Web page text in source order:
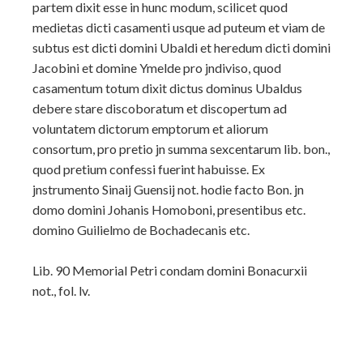
partem dixit esse in hunc modum, scilicet quod
medietas dicti casamenti usque ad puteum et viam de
subtus est dicti domini Ubaldi et heredum dicti domini
Jacobini etdomine Ymelde pro jndiviso, quod
casamentum totum dixit dictus dominus Ubaldus
debere stare discoboratum et discopertum ad
voluntatem dictorum emptorum et aliorum
consortum, pro pretio jn summa sexcentarum lib. bon.,
quod pretium confessi fuerint habuisse. Ex
jnstrumento Sinaij Guensij not. hodie facto Bon. jn
domo domini Johanis Homoboni, presentibus etc.
domino Guilielmo de Bochadecanis etc.
Lib. 90 Memorial Petri condam domini Bonacurxii
not., fol. lv.